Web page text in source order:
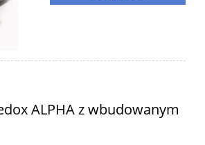
ALPHA z wbudowanym